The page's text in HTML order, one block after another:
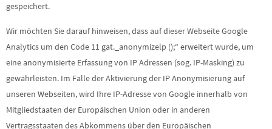
gespeichert.
Wir möchten Sie darauf hinweisen, dass auf dieser Webseite Google
Analytics um den Code 11 gat._anonymizelp ();“ erweitert wurde, um
eine anonymisierte Erfassung von IP­ Adressen (sog. IP-Masking) zu
gewährleisten. Im Falle der Aktivierung der IP­ Anonymisierung auf
unseren Webseiten, wird Ihre IP-Adresse von Google innerhalb von
Mitgliedstaaten der Europäischen Union oder in anderen
Vertragsstaaten des Abkommens über den Europäischen